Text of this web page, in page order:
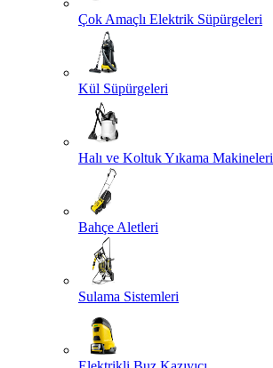
Çok Amaçlı Elektrik Süpürgeleri
Kül Süpürgeleri
Halı ve Koltuk Yıkama Makineleri
Bahçe Aletleri
Sulama Sistemleri